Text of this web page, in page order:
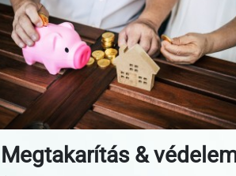
Megtakarítás &